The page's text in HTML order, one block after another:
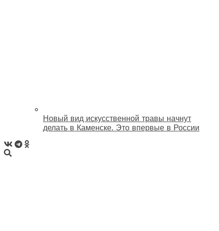
Новый вид искусственной травы начнут
делать в Каменске. Это впервые в России